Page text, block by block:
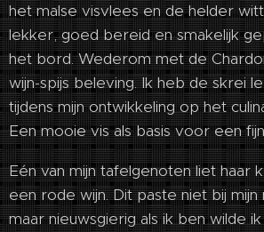
het malse visvlees en de helder
lekker, goed bereid en smakelijk
het bord. Wederom met de
wijn-spijs beleving. Ik heb de skrei
tijdens mijn ontwikkeling op het
Een mooie vis als basis voor een
Eén van mijn tafelgenoten liet haar
een rode wijn. Dit paste niet bij mijn
maar nieuwsgierig als ik ben wilde